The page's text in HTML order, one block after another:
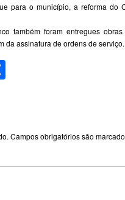
para o município, a reforma do
também foram entregues
da assinatura de ordens de serviço.
Campos obrigatórios são